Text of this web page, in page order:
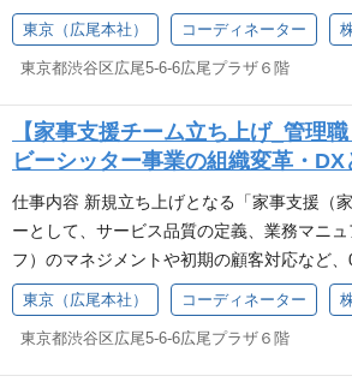
できます。ポピンズグループ広尾本社の従
取りながら仕事を進めていきます。
迎要件 ・ホテル、ウェディング、航空会社
のホスピタリティ業界経験 ・保育士、幼稚
問営業の経験 ・日常会話レベルの英語力（
ができます） ・子育てと仕事の両立など、
の健やかな成長の瞬間に間近で関わること
かった」とダイレクトに感謝の言葉をいた
な少子化対策や、日本の働く女性のキャリ
に、最前線で貢献している誇りを持てます
ビスの立ち上げや、自社マッチングシステ
化・オペレーション設計」など、組織の変
す。 具体的には コーディネーターメンバ
新システム導入に伴う、東名阪（東京・名
（DX）の推進 日常のマッチングオペレー
（イレギュラーな顧客対応やトラブル時の
署（DX推進部門、新規事業開発室など）
いただくメンバーの具体的な業務】 ・お客
せ対応業務（電話・メール） ・ナニー（ベ
案内 等 必須経験・スキル ・チーム、部門
営業、カスタマーサクセス、接客などの顧
東京（広尾本社） コーディネーター
東京都渋谷区広尾5-6-6広尾プラザ６階
【家事支援チーム立ち上げ_管理
ビーシッター事業の組織変革・
仕事内容 新規立ち上げとなる「家事支援（
ーとして、サービス品質の定義、業務マニ
フ）のマネジメントや初期の顧客対応など
リードしていただきます。 なお、すべてが
る介護ケアの事業と、ナニー（教育ベビー
支援サービスを、今回の新設チームが一つ
てワンランク上の新しい家事支援サービス
東京（広尾本社） コーディネーター
東京都渋谷区広尾5-6-6広尾プラザ６階